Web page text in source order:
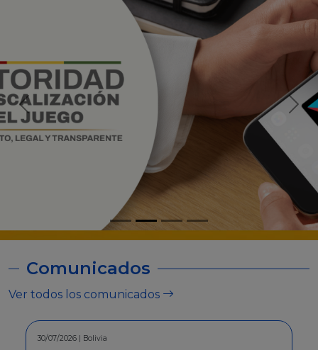
Comunicados
Ver todos los comunicados
30/06/2026 | Bolivia